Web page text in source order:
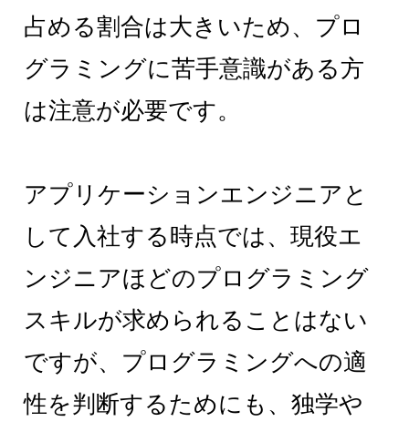
占める割合は大きいため、プロ
グラミングに苦手意識がある方
は注意が必要です。
アプリケーションエンジニアと
して入社する時点では、現役エ
ンジニアほどのプログラミング
スキルが求められることはない
ですが、プログラミングへの適
性を判断するためにも、独学や